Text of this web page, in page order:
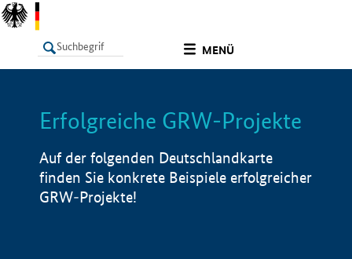
MENÜ
LISTE Info
Erfolgreiche GRW-Projekte
Auf der folgenden Deutschlandkarte
finden Sie konkrete Beispiele erfolgreicher
GRW-Projekte!